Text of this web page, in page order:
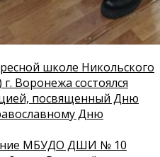
школе Никольского
Воронежа состоялся
посвященный Дню
Дню
МБУДО ДШИ № 10